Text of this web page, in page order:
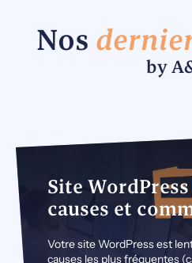
Nos
by
Site
causes et
Votre site WordPress est
causes les plus fréquentes